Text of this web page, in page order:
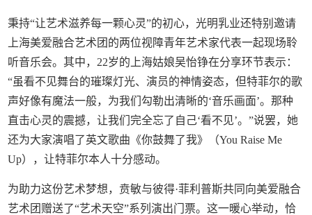
秉持“让艺术滋养每一颗心灵”的初心，光明乳业还特别邀请
上海美爱融合艺术团的两位视障青年艺术家代表一起现场聆
听音乐会。其中，22岁的上海姑娘吴怡铮在分享环节表示：
“虽看不见舞台的璀璨灯光、演员的神情姿态，但特菲尔的歌
声好像有魔法一般，为我们勾勒出清晰的‘音乐画面’。那种
直击心灵的震撼，让我们完全忘了自己‘看不见’。”说罢，她
还为大家演唱了英文歌曲《你鼓舞了我》（You Raise Me
Up），让特菲尔本人十分感动。
为助力这份艺术梦想，贲敏与彼得·菲利普斯共同向美爱融合
艺术团赠送了“艺术天空”系列演出门票。这一暖心举动，恰